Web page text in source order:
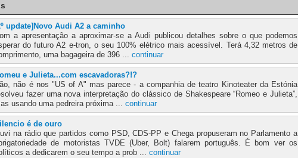
update]Novo Audi A2 a caminho
a apresentação a aproximar-se a Audi publicou detalhes sobre o que podemos
do futuro A2 e-tron, o seu 100% elétrico mais acessível. Terá 4,32 metros de
uma bagageira de 396 ... continuar
e Julieta...com escavadoras?!?
não é nos "US of A" mas parece - a companhia de teatro Kinoteater da Estónia
fazer uma nova interpretação do clássico de Shakespeare “Romeo e Julieta”,
usando uma pedreira próxima ... continuar
é de ouro
na rádio que partidos como PSD, CDS-PP e Chega propuseram no Parlamento a
de motoristas TVDE (Uber, Bolt) falarem português. É bom ver os
a dedicarem o seu tempo a prob ... continuar